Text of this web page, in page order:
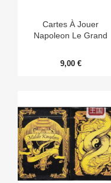
Cartes À Jouer
Napoleon Le Grand
9,00 €